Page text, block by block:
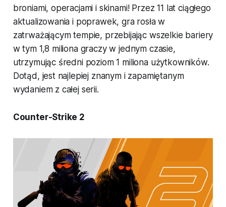
broniami, operacjami i skinami! Przez 11 lat ciągłego
aktualizowania i poprawek, gra rosła w
zatrważającym tempie, przebijając wszelkie bariery
w tym 1,8 miliona graczy w jednym czasie,
utrzymując średni poziom 1 miliona użytkowników.
Dotąd, jest najlepiej znanym i zapamiętanym
wydaniem z całej serii.
Counter-Strike 2